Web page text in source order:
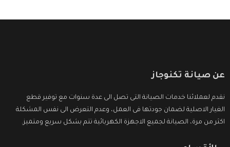
عن صيانة تكنوجاز
نقدم لعملائنا خدمات الصيانة التى تصل الى عدة سنوات مع توفير قطع
الغيار الاصلية لضمان جودتها فى العمل، وعدم التعرض الى نفس المشكلة
اكثر من مرة، الصيانة لجميع الاجهزة الكهربائية تتم بشكل سريع ومتميز.